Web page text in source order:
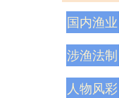
国内渔业
涉渔法制
人物风彩